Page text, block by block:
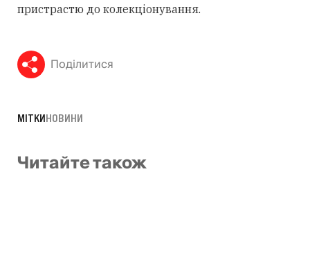
пристрастю до колекціонування.
Поділитися
МІТКИНОВИНИ
Читайте також